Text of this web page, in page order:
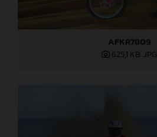
AFKR7809
625,1 KB .JPG